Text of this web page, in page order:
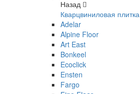
Назад
Кварцвиниловая плитка
Adelar
Alpine Floor
Art East
Bonkeel
Ecoclick
Ensten
Fargo